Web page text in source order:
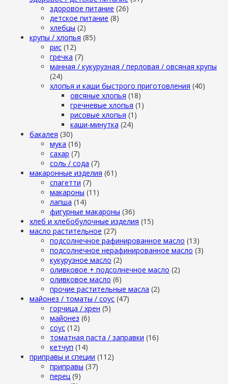
здоровое питание (26)
детское питание (8)
хлебцы (2)
крупы / хлопья (85)
рис (12)
гречка (7)
манная / кукурузная / перловая / овсяная крупы
(24)
хлопья и каши быстрого приготовления (40)
овсяные хлопья (18)
гречневые хлопья (1)
рисовые хлопья (1)
каши-минутка (24)
бакалея (30)
мука (16)
сахар (7)
cоль / cода (7)
макаронные изделия (61)
cпагетти (7)
макароны (11)
лапша (14)
фигурные макароны (36)
хлеб и хлебобулочные изделия (15)
масло растительное (27)
подсолнечное рафинированное масло (13)
подсолнечное нерафинированное масло (3)
кукурузное масло (2)
оливковое + подсолнечное масло (2)
оливковое масло (6)
прочие растительные масла (2)
майонез / томаты / соус (47)
горчица / хрен (5)
майонез (6)
соус (12)
томатная паста / заправки (16)
кетчуп (14)
приправы и специи (112)
приправы (37)
перец (9)